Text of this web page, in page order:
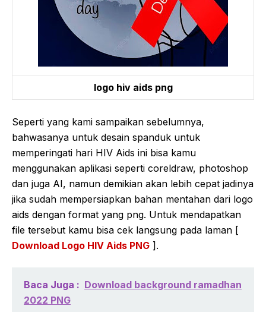
logo hiv aids png
Seperti yang kami sampaikan sebelumnya,
bahwasanya untuk desain spanduk untuk
memperingati hari HIV Aids ini bisa kamu
menggunakan aplikasi seperti coreldraw, photoshop
dan juga AI, namun demikian akan lebih cepat jadinya
jika sudah mempersiapkan bahan mentahan dari logo
aids dengan format yang png. Untuk mendapatkan
file tersebut kamu bisa cek langsung pada laman [
Download Logo HIV Aids PNG ].
Baca Juga : Download background ramadhan
2022 PNG